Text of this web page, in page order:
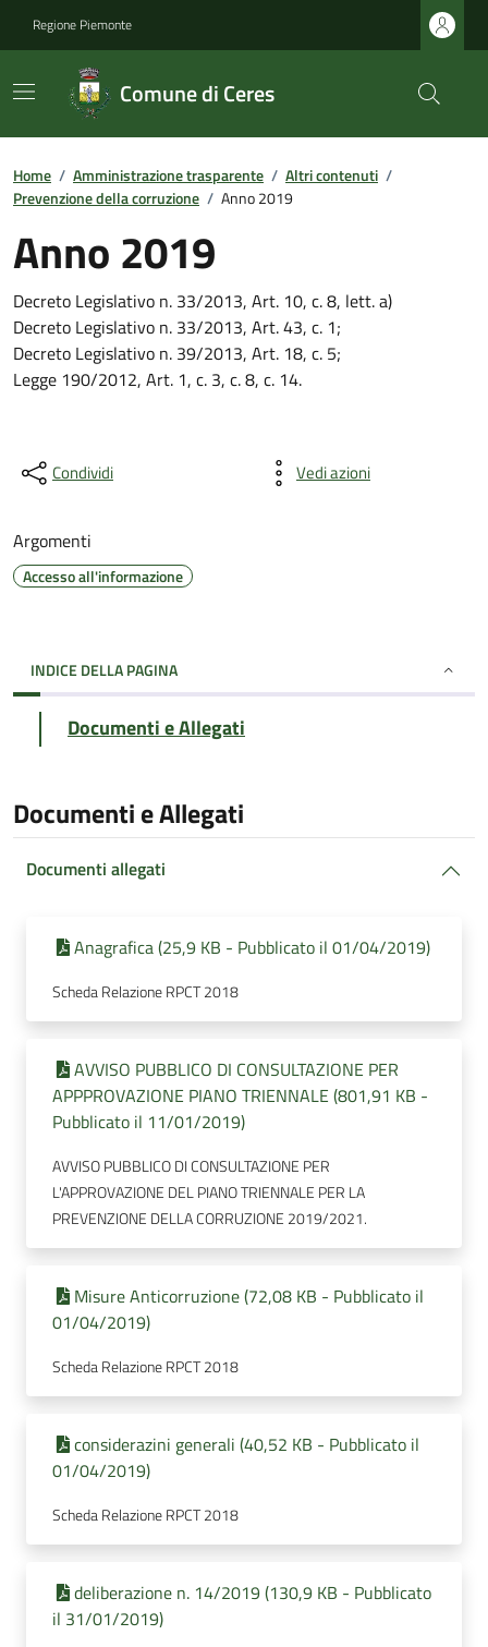
Regione Piemonte
Comune di Ceres
Home / Amministrazione trasparente / Altri contenuti /
Prevenzione della corruzione / Anno 2019
Anno 2019
Decreto Legislativo n. 33/2013, Art. 10, c. 8, lett. a)
Decreto Legislativo n. 33/2013, Art. 43, c. 1;
Decreto Legislativo n. 39/2013, Art. 18, c. 5;
Legge 190/2012, Art. 1, c. 3, c. 8, c. 14.
Condividi Vedi azioni
Argomenti
Accesso all'informazione
INDICE DELLA PAGINA
Documenti e Allegati
Documenti e Allegati
Documenti allegati
Anagrafica (25,9 KB - Pubblicato il 01/04/2019)
Scheda Relazione RPCT 2018
AVVISO PUBBLICO DI CONSULTAZIONE PER
APPPROVAZIONE PIANO TRIENNALE (801,91 KB -
Pubblicato il 11/01/2019)
AVVISO PUBBLICO DI CONSULTAZIONE PER
L'APPROVAZIONE DEL PIANO TRIENNALE PER LA
PREVENZIONE DELLA CORRUZIONE 2019/2021.
Misure Anticorruzione (72,08 KB - Pubblicato il
01/04/2019)
Scheda Relazione RPCT 2018
considerazini generali (40,52 KB - Pubblicato il
01/04/2019)
Scheda Relazione RPCT 2018
deliberazione n. 14/2019 (130,9 KB - Pubblicato
il 31/01/2019)